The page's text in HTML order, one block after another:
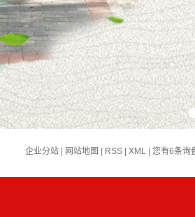
阿拉善盟道牙子
阿拉善盟井室砌块
阿拉善盟井室收口
阿拉善盟井盖雨篦
阿拉善盟公路桩碑
阿拉善盟院墙花砖
1 2
企业分站 网站地图 RSS XML 您有6条询